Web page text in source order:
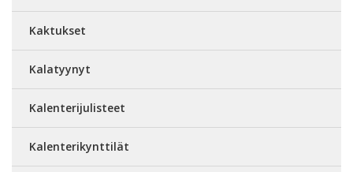
Kaktukset
Kalatyynyt
Kalenterijulisteet
Kalenterikynttilät